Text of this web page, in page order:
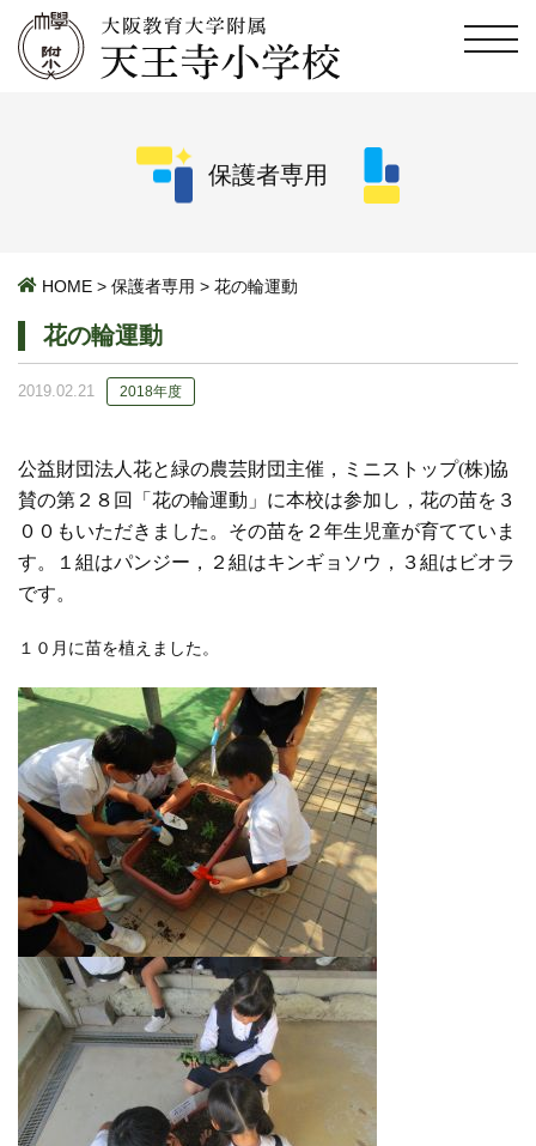
保護者専用
HOME > 保護者専用 > 花の輪運動
花の輪運動
2019.02.21 2018年度
公益財団法人花と緑の農芸財団主催，ミニストップ(株)協
賛の第２８回「花の輪運動」に本校は参加し，花の苗を３
００もいただきました。その苗を２年生児童が育てていま
す。１組はパンジー，２組はキンギョソウ，３組はビオラ
です。
１０月に苗を植えました。